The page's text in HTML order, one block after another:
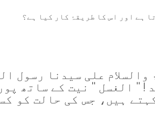
ہے اور اس کا طریقۂ کار کیا ہے؟
والسلام علی سیدنا رسول
! '' الغسل '' نیت کے ساتھ
ہیں، جس کی حالت کو